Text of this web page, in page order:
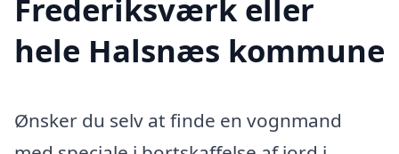
Frederiksværk eller
hele Halsnæs kommune
Ønsker du selv at finde en vognmand